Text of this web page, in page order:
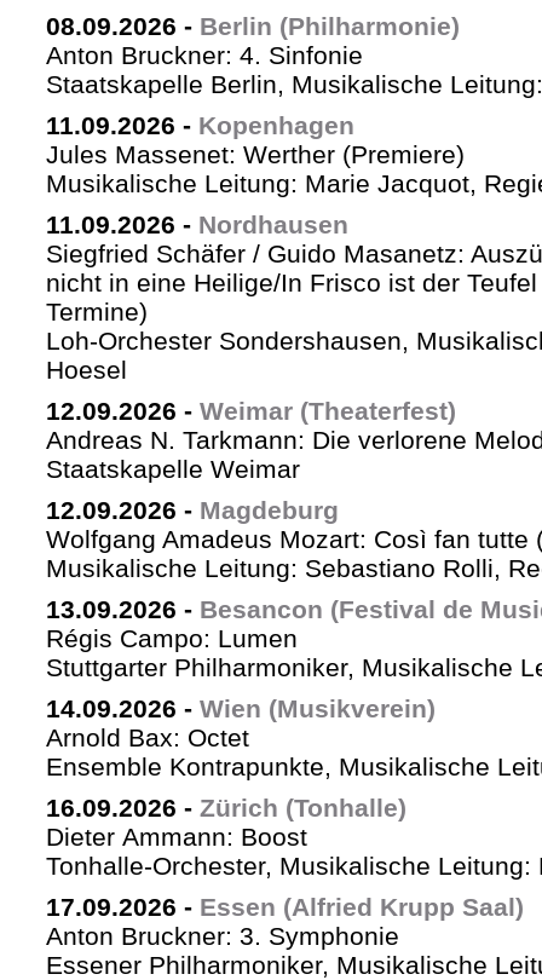
08.09.2026 - Berlin (Philharmonie)
Anton Bruckner: 4. Sinfonie
Staatskapelle Berlin, Musikalische
11.09.2026 - Kopenhagen
Jules Massenet: Werther (Premiere)
Musikalische Leitung: Marie Jacquot,
11.09.2026 - Nordhausen
Siegfried Schäfer / Guido Masanetz:
nicht in eine Heilige/In Frisco ist der
Termine)
Loh-Orchester Sondershausen,
Hoesel
12.09.2026 - Weimar (Theaterfest)
Andreas N. Tarkmann: Die verlorene
Staatskapelle Weimar
12.09.2026 - Magdeburg
Wolfgang Amadeus Mozart: Così fan tutte
Musikalische Leitung: Sebastiano Rolli,
13.09.2026 - Besancon (Festival de
Régis Campo: Lumen
Stuttgarter Philharmoniker, Musikalische
14.09.2026 - Wien (Musikverein)
Arnold Bax: Octet
Ensemble Kontrapunkte, Musikalische
16.09.2026 - Zürich (Tonhalle)
Dieter Ammann: Boost
Tonhalle-Orchester, Musikalische Leitung:
17.09.2026 - Essen (Alfried Krupp Saal)
Anton Bruckner: 3. Symphonie
Essener Philharmoniker, Musikalische